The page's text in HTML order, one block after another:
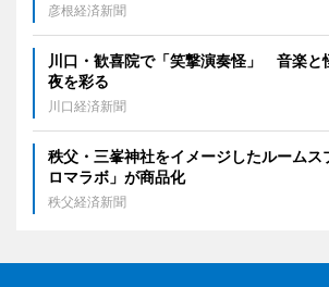
彦根経済新聞
川口・歓喜院で「笑撃演奏怪」 音楽と
夜を彩る
川口経済新聞
秩父・三峯神社をイメージしたルーム
ロマラボ」が商品化
秩父経済新聞